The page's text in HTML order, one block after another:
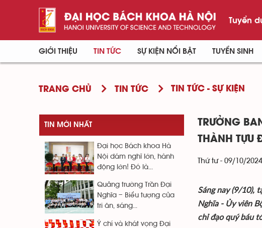
Tuyển
GIỚI THIỆU TIN TỨC SỰ KIỆN NỔI BẬT TUYỂN SINH
TRANG CHỦ TIN TỨC TIN TỨC - SỰ KIỆN
TRƯỞNG
THÀNH
Thứ tư - 09/10/
Sáng nay (9/10),
Nghĩa - Ủy viên
chỉ đạo quý báu
TIN MỚI NHẤT
Đại học Bách khoa Hà
Nội dám nghĩ lớn, hành
động lớn! Đó là...
Quảng trường Trần Đại
Nghĩa – Biểu tượng của
tri ân, sáng...
Ý chí và khát vọng Đại